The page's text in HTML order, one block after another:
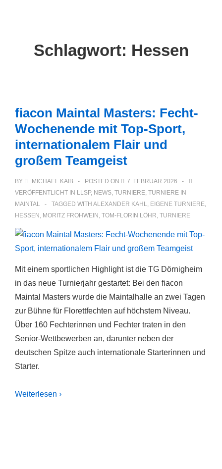
Schlagwort: Hessen
fiacon Maintal Masters: Fecht-
Wochenende mit Top-Sport,
internationalem Flair und
großem Teamgeist
BY MICHAEL KAIB POSTED ON
7. FEBRUAR 2026
VERÖFFENTLICHT IN LLSP, NEWS, TURNIERE, TURNIERE IN
MAINTAL
TAGGED WITH ALEXANDER KAHL, EIGENE TURNIERE,
HESSEN , MORITZ FROHWEIN , TOM-FLORIN LÖHR, TURNIERE
Mit einem sportlichen Highlight ist die TG Dörnigheim
in das neue Turnierjahr gestartet: Bei den fiacon
Maintal Masters wurde die Maintalhalle an zwei Tagen
zur Bühne für Florettfechten auf höchstem Niveau.
Über 160 Fechterinnen und Fechter traten in den
Senior-Wettbewerben an, darunter neben der
deutschen Spitze auch internationale Starterinnen und
Starter.
Weiterlesen ›